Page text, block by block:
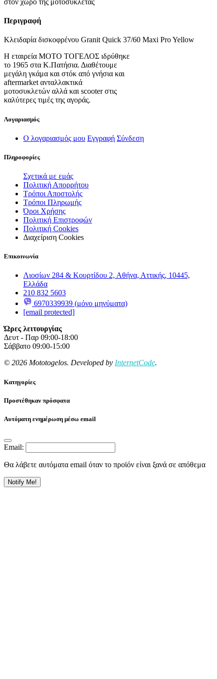
Περιγραφή
Κλειδαρία δισκοφρένου Granit Quick 37/60 Maxi Pro Yellow
Η εταιρεία ΜΟΤΟ ΤΟΓΕΛΟΣ ιδρύθηκε
το 1965 στα Κ.Πατήσια. Διαθέτουμε
μεγάλη γκάμα και στόκ από γνήσια και
aftermarket ανταλλακτικά
μοτοσυκλετών αλλά και scooter στις
καλύτερες τιμές της αγοράς.
Λογαριασμός
Ο λογαριασμός μου Εγγραφή Σύνδεση
Πληροφορίες
Σχετικά με εμάς
Πολιτική Απορρήτου
Τρόποι Αποστολής
Τρόποι Πληρωμής
Όροι Χρήσης
Πολιτική Επιστροφών
Πολιτική Cookies
Διαχείριση Cookies
Επικοινωνία
Λιοσίων 284 & Κουρτίδου 2, Αθήνα, Αττικής, 10445,
Ελλάδα
210 832 5603
6970339939 (μόνο μηνύματα)
[email protected]
Ώρες λειτουργίας
Δευτ - Παρ 09:00-18:00
Σάββατο 09:00-15:00
© 2026 Mototogelos. Developed by InternetCode.
Κατηγορίες
Προστέθηκαν πρόσφατα
Αυτόματη ενημέρωση μέσω email
Email:
Θα λάβετε αυτόματα email όταν το προϊόν είναι ξανά σε απόθεμα
Notify Me!